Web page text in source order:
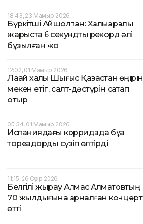
18:43, 23 Мамыр 2026
Бүркітші Айшолпан: Халықаралық
жарыста 6 секундтық рекорд әлі
бұзылған жоқ
12:02, 01 Мамыр 2026
Лақай халқы Шығыс Қазақстан өңірін
мекен етіп, салт-дәстүрін сақтап
отыр
05:34, 01 Мамыр 2026
Испаниядағы корридада бұқа
тореадорды сүзіп өлтірді
11:15, 26 Сәуір 2026
Белгілі жырау Алмас Алматовтың
70 жылдығына арналған концерт
өтті